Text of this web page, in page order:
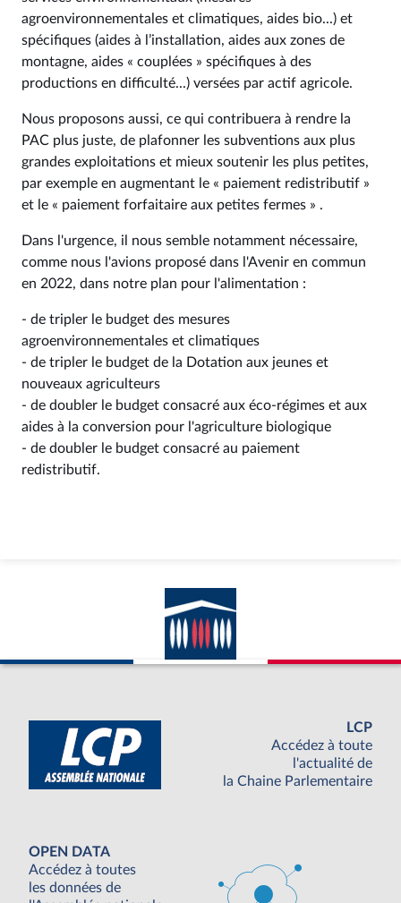
agroenvironnementales et climatiques, aides bio...) et
spécifiques (aides à l’installation, aides aux zones de
montagne, aides « couplées » spécifiques à des
productions en difficulté...) versées par actif agricole.
Nous proposons aussi, ce qui contribuera à rendre la
PAC plus juste, de plafonner les subventions aux plus
grandes exploitations et mieux soutenir les plus petites,
par exemple en augmentant le « paiement redistributif »
et le « paiement forfaitaire aux petites fermes » .
Dans l'urgence, il nous semble notamment nécessaire,
comme nous l'avions proposé dans l'Avenir en commun
en 2022, dans notre plan pour l'alimentation :
- de tripler le budget des mesures
agroenvironnementales et climatiques
- de tripler le budget de la Dotation aux jeunes et
nouveaux agriculteurs
- de doubler le budget consacré aux éco-régimes et aux
aides à la conversion pour l'agriculture biologique
- de doubler le budget consacré au paiement
redistributif.
LCP
Accédez à toute
l'actualité de
la Chaine Parlementaire
OPEN DATA
Accédez à toutes
les données de